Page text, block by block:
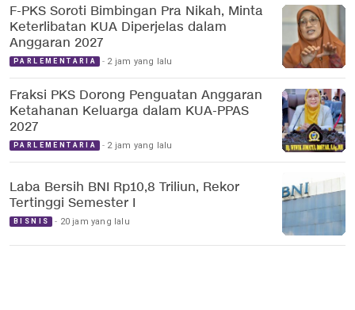
F-PKS Soroti Bimbingan Pra Nikah, Minta
Keterlibatan KUA Diperjelas dalam
Anggaran 2027
PARLEMENTARIA 2 jam yang lalu
Fraksi PKS Dorong Penguatan Anggaran
Ketahanan Keluarga dalam KUA-PPAS
2027
PARLEMENTARIA 2 jam yang lalu
Laba Bersih BNI Rp10,8 Triliun, Rekor
Tertinggi Semester I
BISNIS 20 jam yang lalu